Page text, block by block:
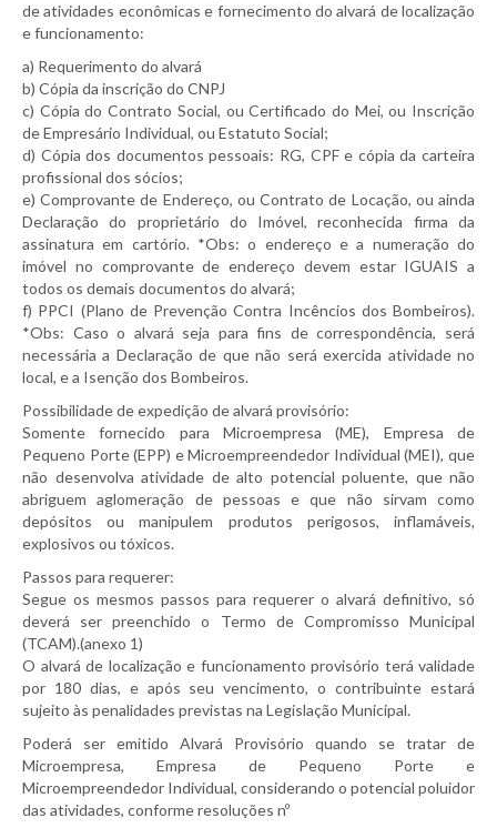
de atividades econômicas e fornecimento do alvará de localização
e funcionamento:
a) Requerimento do alvará
b) Cópia da inscrição do CNPJ
c) Cópia do Contrato Social, ou Certificado do Mei, ou Inscrição
de Empresário Individual, ou Estatuto Social;
d) Cópia dos documentos pessoais: RG, CPF e cópia da carteira
profissional dos sócios;
e) Comprovante de Endereço, ou Contrato de Locação, ou ainda
Declaração do proprietário do Imóvel, reconhecida firma da
assinatura em cartório. *Obs: o endereço e a numeração do
imóvel no comprovante de endereço devem estar IGUAIS a
todos os demais documentos do alvará;
f) PPCI (Plano de Prevenção Contra Incêncios dos Bombeiros).
*Obs: Caso o alvará seja para fins de correspondência, será
necessária a Declaração de que não será exercida atividade no
local, e a Isenção dos Bombeiros.
Possibilidade de expedição de alvará provisório:
Somente fornecido para Microempresa (ME), Empresa de
Pequeno Porte (EPP) e Microempreendedor Individual (MEI), que
não desenvolva atividade de alto potencial poluente, que não
abriguem aglomeração de pessoas e que não sirvam como
depósitos ou manipulem produtos perigosos, inflamáveis,
explosivos ou tóxicos.
Passos para requerer:
Segue os mesmos passos para requerer o alvará definitivo, só
deverá ser preenchido o Termo de Compromisso Municipal
(TCAM).(anexo 1)
O alvará de localização e funcionamento provisório terá validade
por 180 dias, e após seu vencimento, o contribuinte estará
sujeito às penalidades previstas na Legislação Municipal.
Poderá ser emitido Alvará Provisório quando se tratar de
Microempresa, Empresa de Pequeno Porte e
Microempreendedor Individual, considerando o potencial poluidor
das atividades, conforme resoluções nº